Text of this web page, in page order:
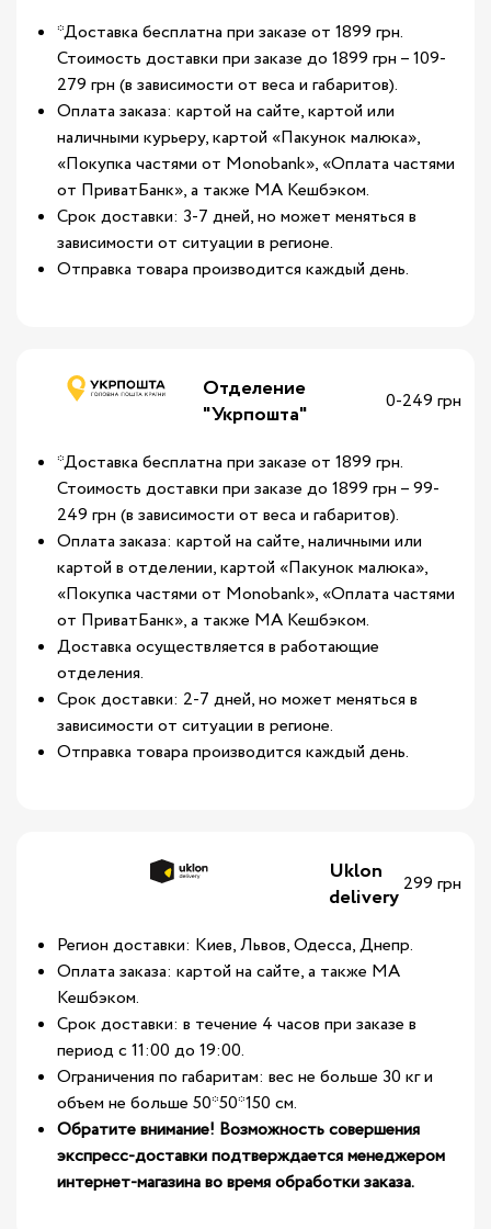
*Доставка бесплатна при заказе от 1899 грн.
Стоимость доставки при заказе до 1899 грн – 109-
279 грн (в зависимости от веса и габаритов).
Оплата заказа: картой на сайте, картой или
наличными курьеру, картой «Пакунок малюка»,
«Покупка частями от Monobank», «Оплата частями
от ПриватБанк», а также МА Кешбэком.
Срок доставки: 3-7 дней, но может меняться в
зависимости от ситуации в регионе.
Отправка товара производится каждый день.
Отделение
"Укрпошта"
0-249 грн
*Доставка бесплатна при заказе от 1899 грн.
Стоимость доставки при заказе до 1899 грн – 99-
249 грн (в зависимости от веса и габаритов).
Оплата заказа: картой на сайте, наличными или
картой в отделении, картой «Пакунок малюка»,
«Покупка частями от Monobank», «Оплата частями
от ПриватБанк», а также МА Кешбэком.
Доставка осуществляется в работающие
отделения.
Срок доставки: 2-7 дней, но может меняться в
зависимости от ситуации в регионе.
Отправка товара производится каждый день.
Uklon
delivery 299 грн
Регион доставки: Киев, Львов, Одесса, Днепр.
Оплата заказа: картой на сайте, а также МА
Кешбэком.
Срок доставки: в течение 4 часов при заказе в
период с 11:00 до 19:00.
Ограничения по габаритам: вес не больше 30 кг и
объем не больше 50*50*150 см.
Обратите внимание! Возможность совершения
экспресс-доставки подтверждается менеджером
интернет-магазина во время обработки заказа.